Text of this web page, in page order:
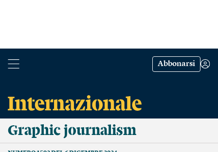
Abbonarsi
Graphic journalism